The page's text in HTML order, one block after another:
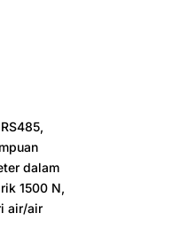
dalam
1500 N,
air/air